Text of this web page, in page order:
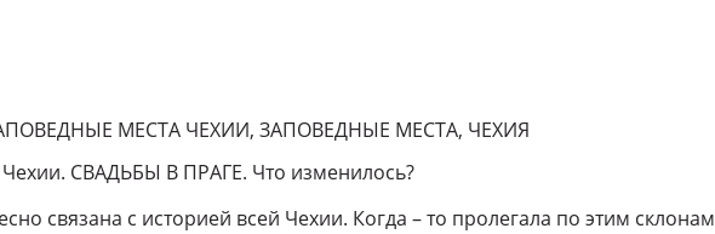
МЕСТА ЧЕХИИ, ЗАПОВЕДНЫЕ МЕСТА, ЧЕХИЯ
СВАДЬБЫ В ПРАГЕ. Что изменилось?
связана с историей всей Чехии. Когда – то пролегала по этим склонам